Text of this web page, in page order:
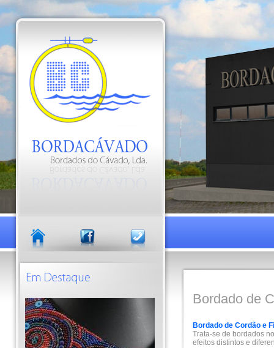
Bordado de
Bordado de Cordão e
Trata-se de bordados
efeitos distintos e